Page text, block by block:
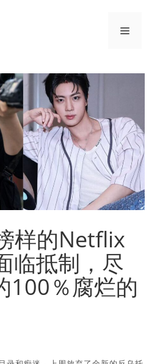
選
样的Netflix
临抵制，尽
100％腐烂的